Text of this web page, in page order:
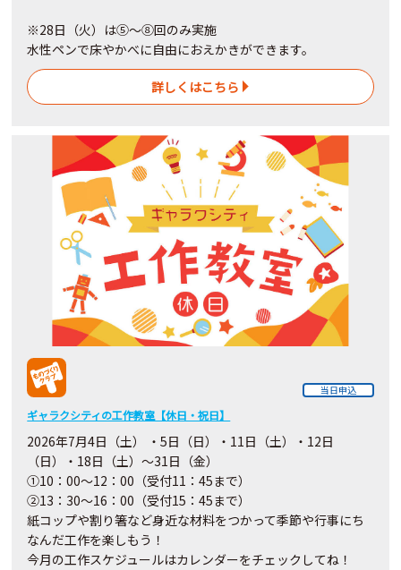
※28日（火）は⑤～⑧回のみ実施
水性ペンで床やかべに自由におえかきができます。
詳しくはこちら
当日申込
ギャラクシティの工作教室【休日・祝日】
2026年7月4日（土） ・5日（日）・11日（土）・12日
（日）・18日（土）～31日（金）
①10：00～12：00（受付11：45まで）
②13：30～16：00（受付15：45まで）
紙コップや割り箸など身近な材料をつかって季節や行事にち
なんだ工作を楽しもう！
今月の工作スケジュールはカレンダーをチェックしてね！